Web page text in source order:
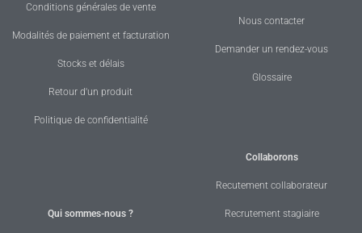
Conditions générales de vente
Modalités de paiement et facturation
Stocks et délais
Retour d'un produit
Politique de confidentialité
Nous contacter
Demander un rendez-vous
Glossaire
Qui sommes-nous ?
Collaborons
Recutement collaborateur
Recrutement stagiaire